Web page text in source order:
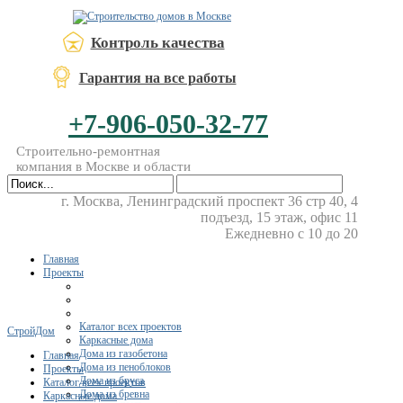
Контроль качества
Гарантия на все работы
+7-906-050-32-77
Строительно-ремонтная
компания в Москве и области
г. Москва, Ленинградский проспект 36 стр 40, 4
подъезд, 15 этаж, офис 11
Ежедневно с 10 до 20
Главная
Проекты
Каталог всех проектов
Каркасные дома
Дома из газобетона
Дома из пеноблоков
Дома из бруса
Дома из бревна
СтройДом
Главная
Проекты
Каталог всех проектов
Каркасные дома